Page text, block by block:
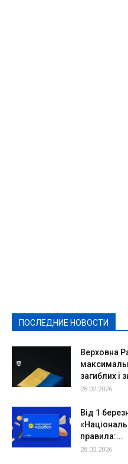
ПОСЛЕДНИЕ НОВОСТИ
Верховна
загиблих і
28.02.2026
Від 1
правила:...
28.02.2026